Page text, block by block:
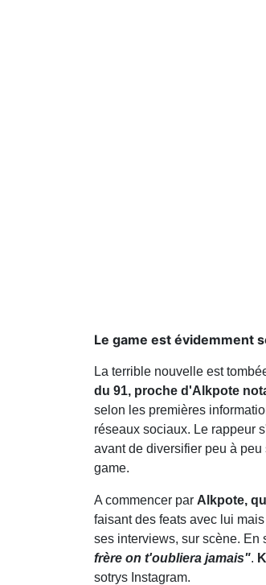
Le game est évidemment
La terrible nouvelle est
du 91, proche d'Alkpote
selon les premières
réseaux sociaux. Le rappeur
avant de diversifier peu à
game.
A commencer par Alkpote,
faisant des feats avec lui
ses interviews, sur scène. En
frère on t'oubliera jamais".
sotrys Instagram.